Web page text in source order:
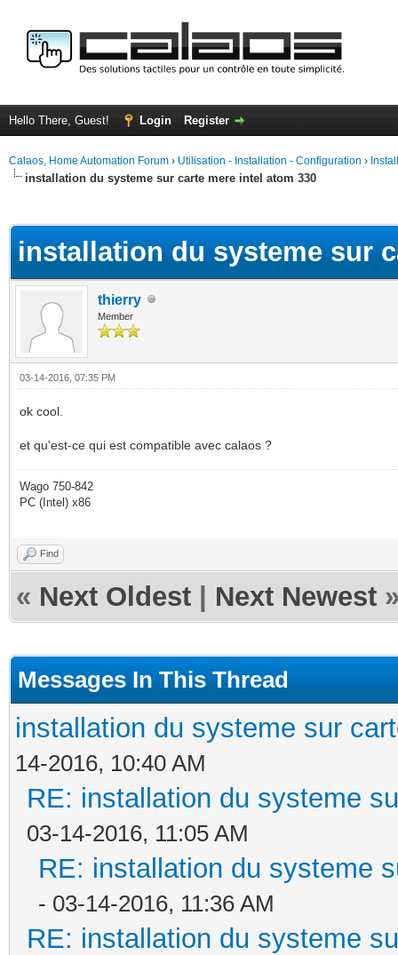
Hello There, Guest! Login Register
Calaos, Home Automation Forum › Utilisation - Installation - Configuration ›
installation du systeme sur carte mere intel atom 330
installation du systeme sur
thierry
Member
03-14-2016, 07:35 PM
ok cool.
et qu'est-ce qui est compatible avec calaos ?
Wago 750-842
PC (Intel) x86
Find
« Next Oldest Next Newest
Messages In This Thread
installation du systeme sur
14-2016, 10:40 AM
RE: installation du systeme
03-14-2016, 11:05 AM
RE: installation du systeme
- 03-14-2016, 11:36 AM
RE: installation du systeme